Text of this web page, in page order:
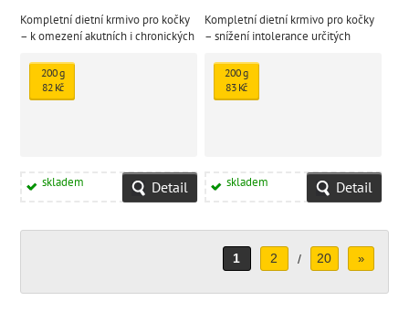
Kompletní dietní krmivo pro kočky
– k omezení akutních i chronických
vysoce stravitelné krmivo se
zvýšeným obsahem sodíku a
draslíku.
200 g
82 Kč
skladem Detail
Kompletní dietní krmivo pro kočky
– snížení intolerance určitých
funkce pokožky v případě
dermatózy a nadměrného
vypadávání chlupů.
200 g
83 Kč
skladem Detail
1 2 / 20 »